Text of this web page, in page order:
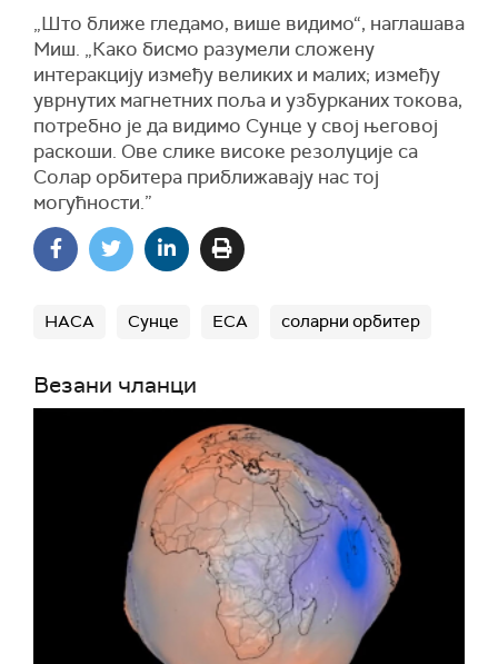
„Што ближе гледамо, више видимо“, наглашава
Миш. „Како бисмо разумели сложену
интеракцију између великих и малих; између
уврнутих магнетних поља и узбурканих токова,
потребно је да видимо Сунце у свој његовој
раскоши. Ове слике високе резолуције са
Солар орбитера приближавају нас тој
могућности.”
НАСА Сунце ЕСА соларни орбитер
Везани чланци